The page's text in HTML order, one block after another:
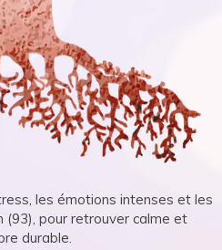
les émotions intenses et les
(93), pour retrouver calme et
durable.